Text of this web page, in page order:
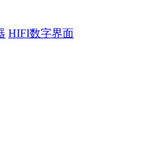
HIFI数字界面